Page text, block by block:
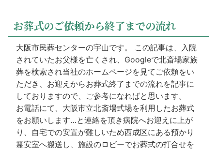
お葬式のご依頼から終了までの流れ
大阪市民葬センターの宇山です。 この記事は、入院
されていたお父様を亡くされ、Googleで北斎場家族
葬を検索され当社のホームページを見てご依頼をい
ただき、お迎えからお葬式終了までの流れを記事に
しておりますので、ご参考になればと思います。
お電話にて、大阪市立北斎場式場を利用したお葬式
をお願いします…と連絡を頂き病院へお迎えに上が
り、自宅での安置が難しいため西成区にある預かり
霊安室へ搬送し、施設のロビーでお葬式の打合せを